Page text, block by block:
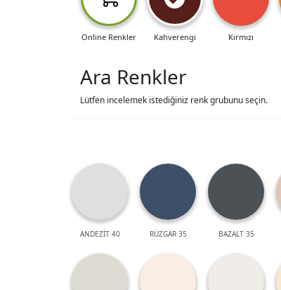
Online Renkler Kahverengi Kırmızı
Ara Renkler
Lütfen incelemek istediğiniz renk grubunu seçin.
ANDEZİT 40 RÜZGAR 35 BAZALT 35